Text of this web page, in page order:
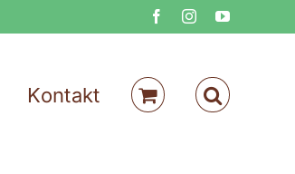
FacebookInstagramYouTube
Kontakt